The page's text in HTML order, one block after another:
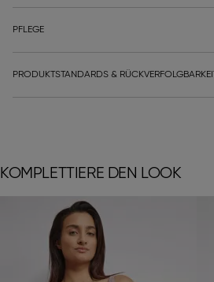
PFLEGE
PRODUKTSTANDARDS & RÜCKVERFOLGBARKEIT
KOMPLETTIERE DEN LOOK